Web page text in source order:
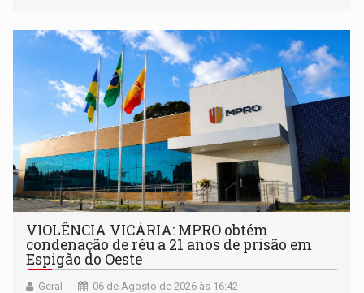
comunidade
VIOLÊNCIA VICÁRIA: MPRO obtém
condenação de réu a 21 anos de prisão em
Espigão do Oeste
Geral 06 de Agosto de 2026 às 16:42